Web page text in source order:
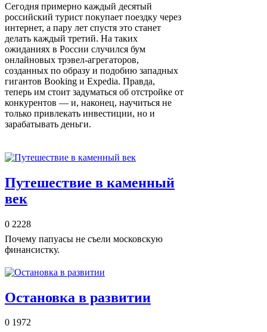
Сегодня примерно каждый десятый
российский турист покупает поездку через
интернет, а пару лет спустя это станет
делать каждый третий. На таких
ожиданиях в России случился бум
онлайновых трэвел-агрегаторов,
созданных по образу и подобию западных
гигантов Booking и Expedia. Правда,
теперь им стоит задуматься об отстройке от
конкурентов — и, наконец, научиться не
только привлекать инвестиции, но и
зарабатывать деньги.
Путешествие в каменный
век
0 2228
Почему папуасы не съели московскую
финансистку.
Остановка в развитии
0 1972